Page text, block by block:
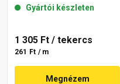
Gyártói készleten
1 305 Ft / tekercs
261 Ft / m
Megnézem